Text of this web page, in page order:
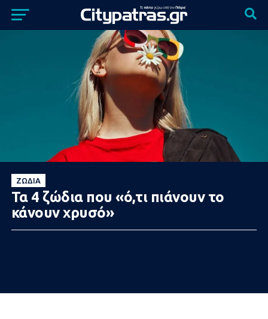
ΖΏΔΙΑ
Τα 4 ζώδια που «ό,τι πιάνουν το
κάνουν χρυσό»